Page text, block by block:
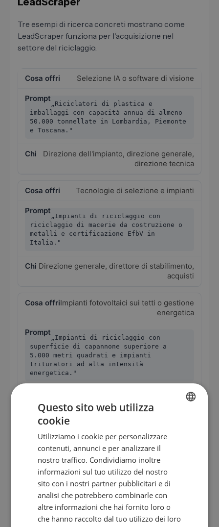
Tre esempi di ricerca concreti mostrano come
LeadScraper funziona per l'acquisizione nel
settore del riciclaggio.
Selezione IA o software di visione
„Riciclatori di plastica e
imballaggi con capacità annua di almeno
50.000 tonnellate in Lombardia, Piemonte
e Toscana."
Direzione dell'impianto, direzione generale,
direzione tecnica
Tecnologie di selezione e impianti
„Impianti di riciclaggio con
riciclaggio di macerie da costruzione o
metalli e certificazione EfbV in
Italia."
Direzione generale, direttore di stabilimento,
acquisti
Impianti fotovoltaici sui tetti o gestione
energetica
„Impianti di riciclaggio con
superficie di capannone superiore a
5.000 metri quadrati e impianti
trituratori ad alta intensità
energetica."
Direzione generale, responsabile energia,
facility management
Flusso di lavoro pratico – così
conquisti gli impianti di riciclaggio
come clienti
Gli impianti di riciclaggio decidono diversamente a
seconda della struttura proprietaria. Nelle aziende
EN
FR
IT
NL
PL
Questo sito web utilizza
cookie
Utilizziamo i cookie per personalizzare
contenuti, annunci e per analizzare il
nostro traffico. Condividiamo inoltre
informazioni sul tuo utilizzo del nostro
sito con i nostri partner pubblicitari e di
analisi che potrebbero combinarle con
altre informazioni che hai fornito loro o
che hanno raccolto dal tuo utilizzo dei loro